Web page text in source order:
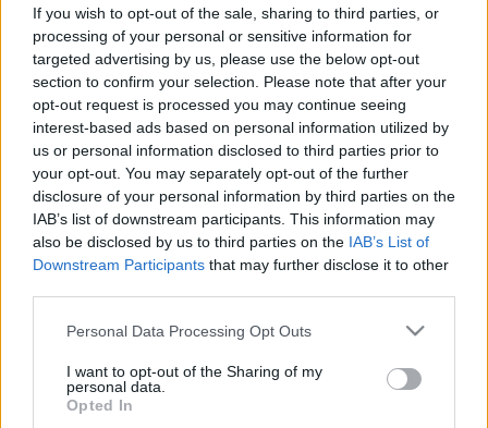
If you wish to opt-out of the sale, sharing to third parties, or
processing of your personal or sensitive information for
targeted advertising by us, please use the below opt-out
section to confirm your selection. Please note that after your
opt-out request is processed you may continue seeing
interest-based ads based on personal information utilized by
us or personal information disclosed to third parties prior to
your opt-out. You may separately opt-out of the further
disclosure of your personal information by third parties on the
IAB’s list of downstream participants. This information may
also be disclosed by us to third parties on the IAB’s List of
Downstream Participants that may further disclose it to other
Please note that this website/app uses one or more Google
not limited to your visit or usage behaviour. You may click to
grant or deny consent to Google and its third-party tags to
use your data for below specified purposes in below Google
Personal Data Processing Opt Outs
I want to opt-out of the Sharing of my
personal data.
Opted In
mennyire intelligens